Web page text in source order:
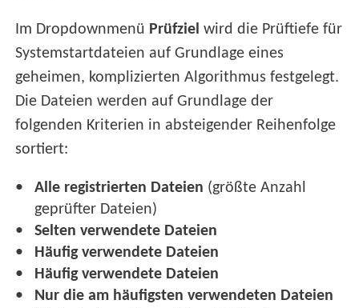
Im Dropdownmenü Prüfziel wird die Prüftiefe für
Systemstartdateien auf Grundlage eines
geheimen, komplizierten Algorithmus festgelegt.
Die Dateien werden auf Grundlage der
folgenden Kriterien in absteigender Reihenfolge
sortiert:
Alle registrierten Dateien (größte Anzahl
geprüfter Dateien)
Selten verwendete Dateien
Häufig verwendete Dateien
Häufig verwendete Dateien
Nur die am häufigsten verwendeten Dateien